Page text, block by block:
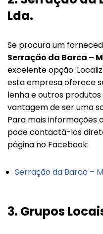
Lda.
Se procura um
Serração da Barca –
excelente opção.
esta empresa oferece
lenha e outros
vantagem de ser uma
Para mais informações
pode contactá-los
página no Facebook:
Serração da Barca –
3. Grupos